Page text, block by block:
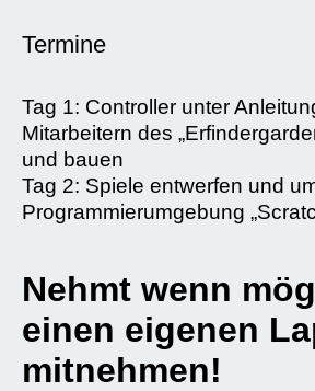
Termine
Tag 1: Controller unter
Mitarbeitern des
und bauen
Tag 2: Spiele entwerfen und
Programmierumgebung
Nehmt wenn
einen eigenen
mitnehmen!